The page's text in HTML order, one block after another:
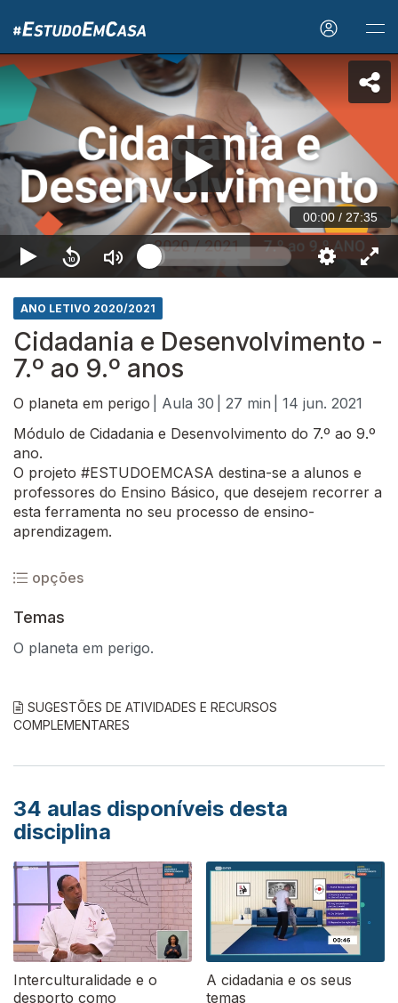
00:00 / 27:35
ANO LETIVO 2020/2021
Cidadania e Desenvolvimento -
7.º ao 9.º anos
O planeta em perigo | Aula 30 | 27 min
| 14 jun. 2021
Módulo de Cidadania e Desenvolvimento do 7.º ao 9.º
ano.
O projeto #ESTUDOEMCASA destina-se a alunos e
professores do Ensino Básico, que desejem recorrer a
esta ferramenta no seu processo de ensino-
aprendizagem.
opções
Temas
O planeta em perigo.
SUGESTÕES DE ATIVIDADES E RECURSOS
COMPLEMENTARES
34 aulas disponíveis desta
disciplina
Interculturalidade e o
desporto como
A cidadania e os seus
temas